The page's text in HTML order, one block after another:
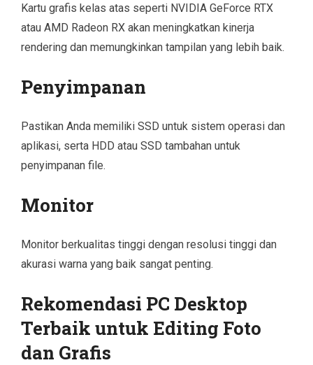
Kartu grafis kelas atas seperti NVIDIA GeForce RTX
atau AMD Radeon RX akan meningkatkan kinerja
rendering dan memungkinkan tampilan yang lebih baik.
Penyimpanan
Pastikan Anda memiliki SSD untuk sistem operasi dan
aplikasi, serta HDD atau SSD tambahan untuk
penyimpanan file.
Monitor
Monitor berkualitas tinggi dengan resolusi tinggi dan
akurasi warna yang baik sangat penting.
Rekomendasi PC Desktop
Terbaik untuk Editing Foto
dan Grafis